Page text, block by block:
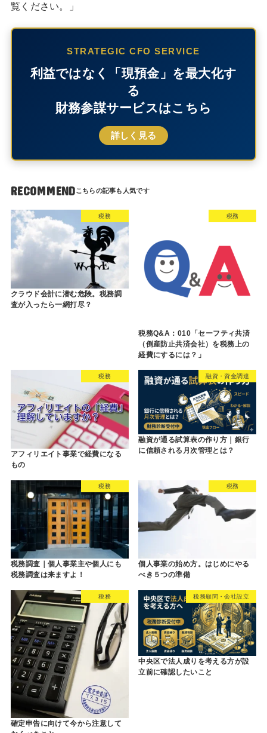
覧ください。」
STRATEGIC CFO SERVICE
利益ではなく「現預金」を最大化す
る
財務参謀サービスはこちら
詳しく見る
RECOMMEND
税務
クラウド会計に潜む危険。税務調
査が入ったら一網打尽？
税務
税務Q&A：010「セーフティ共済
（倒産防止共済会社）を税務上の
経費にするには？」
税務
アフィリエイト事業で経費になる
もの
融資・資金調達
融資が通る試算表の作り方｜銀行
に信頼される月次管理とは？
税務
税務調査｜個人事業主や個人にも
税務調査は来ますよ！
税務
個人事業の始め方。はじめにやる
べき５つの準備
税務
確定申告に向けて今から注意して
税務顧問・会社設立
中央区で法人成りを考える方が設
立前に確認したいこと